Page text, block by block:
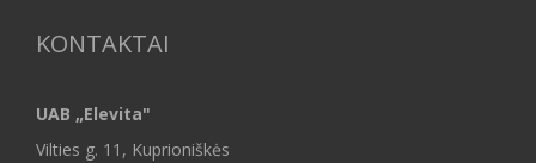
KONTAKTAI
UAB „Elevita"
Vilties g. 11, Kuprioniškės